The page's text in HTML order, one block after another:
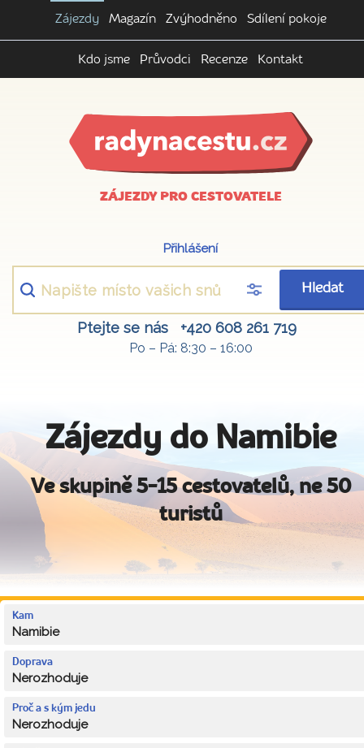
Zájezdy Magazín Zvýhodněno Sdílení pokoje
Kdo jsme Průvodci Recenze Kontakt
ZÁJEZDY PRO CESTOVATELE
Přihlášení
Hledat
Ptejte se nás +420 608 261 719
Po – Pá: 8:30 – 16:00
Zájezdy do Namibie
Ve skupině 5-15 cestovatelů, ne 50
turistů
Kam
Namibie
Doprava
Nerozhoduje
Proč a s kým jedu
Nerozhoduje